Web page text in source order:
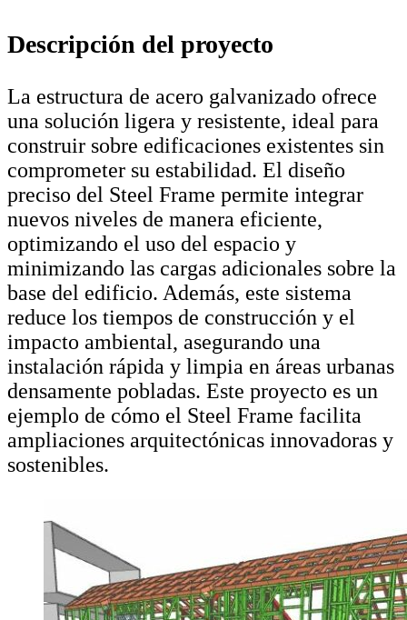
Descripción del proyecto
La estructura de acero galvanizado ofrece
una solución ligera y resistente, ideal para
construir sobre edificaciones existentes sin
comprometer su estabilidad. El diseño
preciso del Steel Frame permite integrar
nuevos niveles de manera eficiente,
optimizando el uso del espacio y
minimizando las cargas adicionales sobre la
base del edificio. Además, este sistema
reduce los tiempos de construcción y el
impacto ambiental, asegurando una
instalación rápida y limpia en áreas urbanas
densamente pobladas. Este proyecto es un
ejemplo de cómo el Steel Frame facilita
ampliaciones arquitectónicas innovadoras y
sostenibles.